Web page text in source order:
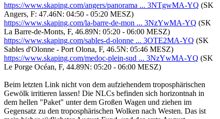
https://www.skaping.com/angers/panorama ... 3NTgwMA-YQ (SK
Angers, F: 47.46N: 04:50 - 05:20 MESZ)
https://www.skaping.com/la-barre-de-mon ... 3NzYwMA-YQ (SK
La Barre-de-Monts, F, 46.89N: 05:20 - 06:00 MESZ)
https://www.skaping.com/sables-d-olonne ... 3OTE2MA-YQ (SK
Sables d'Olonne - Port Olona, F, 46.5N: 05:46 MESZ)
https://www.skaping.com/medoc-plein-sud ... 3NzYwMA-YQ (SK
Le Porge Océan, F, 44.89N: 05:20 - 06:00 MESZ)
Beim letzten Link nicht von dem aufziehendem troposphärischen
Gewölk irritieren lassen! Die NLCs befinden sich horizontnah in
dem hellen "Paket" unter dem Großen Wagen und ziehen im
Gegensatz zu den troposphärischen Wolken nach Westen. Das ist